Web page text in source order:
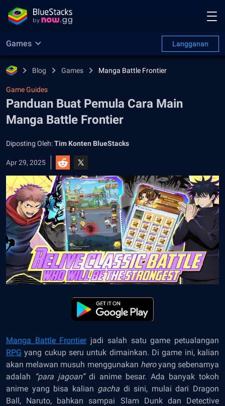
Games Langganan
Blog Games Manga Battle Frontier
Game Guides
Panduan Buat Pemula Cara Main
Manga Battle Frontier
Diposting Oleh:Tim Konten BlueStacks
Apr 29, 2025
Manga Battle Frontierjadi salah satu game petualangan
RPG yang cukup seru untuk dimainkan. Di game ini, kalian
akan melawan musuh menggunakan heroyang sebenarnya
adalah
“para jagoan” di anime besar. Ada banyak tokoh
anime yang bisa kalian gacha di sini, mulai dari Dragon
Ball, Naruto, bahkan sampai Slam Dunk dan Detective